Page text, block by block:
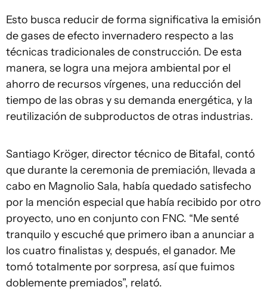
Esto busca reducir de forma significativa la emisión
de gases de efecto invernadero respecto a las
técnicas tradicionales de construcción. De esta
manera, se logra una mejora ambiental por el
ahorro de recursos vírgenes, una reducción del
tiempo de las obras y su demanda energética, y la
reutilización de subproductos de otras industrias.
Santiago Kröger, director técnico de Bitafal, contó
que durante la ceremonia de premiación, llevada a
cabo en Magnolio Sala, había quedado satisfecho
por la mención especial que había recibido por otro
proyecto, uno en conjunto con FNC. “Me senté
tranquilo y escuché que primero iban a anunciar a
los cuatro finalistas y, después, el ganador. Me
tomó totalmente por sorpresa, así que fuimos
doblemente premiados”, relató.